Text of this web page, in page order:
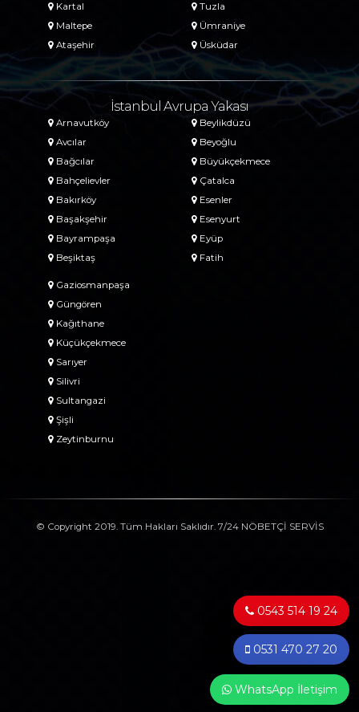
Kartal
Maltepe
Ataşehir
Tuzla
Ümraniye
Üsküdar
İstanbul Avrupa Yakası
Arnavutköy
Avcılar
Bağcılar
Bahçelievler
Bakırköy
Başakşehir
Bayrampaşa
Beşiktaş
Beylikdüzü
Beyoğlu
Büyükçekmece
Çatalca
Esenler
Esenyurt
Eyüp
Fatih
Gaziosmanpaşa
Güngören
Kağıthane
Küçükçekmece
Sarıyer
Silivri
Sultangazi
Şişli
Zeytinburnu
© Copyright 2019. Tüm Hakları Saklıdır. 7/24 NÖBETÇİ SERVİS
0543 514 19 24
0531 470 27 20
WhatsApp İletişim